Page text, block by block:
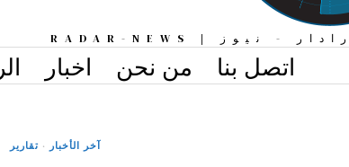
رادار - نيوز | RADAR-NEWS
اخبار من نحن اتصل بنا
آخر الأخبار · تقارير